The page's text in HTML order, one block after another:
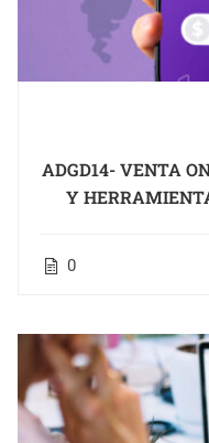
ADGD14- VENTA
Y
0